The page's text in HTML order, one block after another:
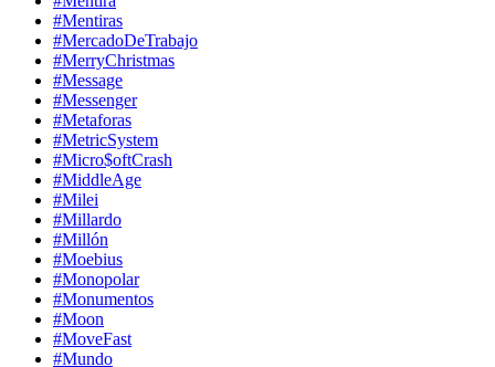
#Mentiras
#MercadoDeTrabajo
#MerryChristmas
#Message
#Messenger
#Metaforas
#MetricSystem
#Micro$oftCrash
#MiddleAge
#Milei
#Millardo
#Millón
#Moebius
#Monopolar
#Monumentos
#Moon
#MoveFast
#Mundo